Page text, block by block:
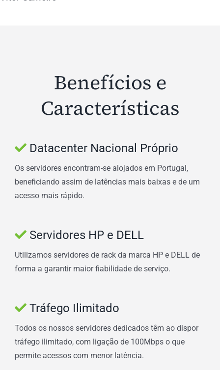
Benefícios e
Características
Datacenter Nacional Próprio
Os servidores encontram-se alojados em Portugal,
beneficiando assim de latências mais baixas e de um
acesso mais rápido.
Servidores HP e DELL
Utilizamos servidores de rack da marca HP e DELL de
forma a garantir maior fiabilidade de serviço.
Tráfego Ilimitado
Todos os nossos servidores dedicados têm ao dispor
tráfego ilimitado, com ligação de 100Mbps o que
permite acessos com menor latência.